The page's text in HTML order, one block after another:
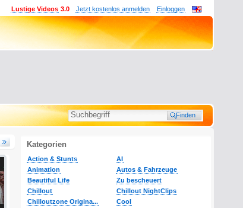
Einloggen
Jetzt kostenlos anmelden
Lustige Videos 3.0
Kategorien
Action & Stunts
AI
Animation
Autos & Fahrzeuge
Beautiful Life
Zu bescheuert
Chillout
Chillout NightClips
Chilloutzone Origina...
Cool